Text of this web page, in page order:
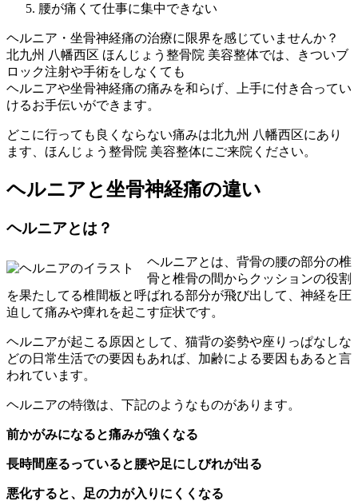
腰が痛くて仕事に集中できない
ヘルニア・坐骨神経痛の治療に限界を感じていませんか？
北九州 八幡西区 ほんじょう整骨院 美容整体では、きついブ
ロック注射や手術をしなくても
ヘルニアや坐骨神経痛の痛みを和らげ、上手に付き合ってい
けるお手伝いができます。
どこに行っても良くならない痛みは北九州 八幡西区にあり
ます、ほんじょう整骨院 美容整体にご来院ください。
ヘルニアと坐骨神経痛の違い
ヘルニアとは？
ヘルニアとは、背骨の腰の部分の椎
骨と椎骨の間からクッションの役割
を果たしてる椎間板と呼ばれる部分が飛び出して、神経を圧
迫して痛みや痺れを起こす症状です。
ヘルニアが起こる原因として、猫背の姿勢や座りっぱなしな
どの日常生活での要因もあれば、加齢による要因もあると言
われています。
ヘルニアの特徴は、下記のようなものがあります。
前かがみになると痛みが強くなる
長時間座るっていると腰や足にしびれが出る
悪化すると、足の力が入りにくくなる